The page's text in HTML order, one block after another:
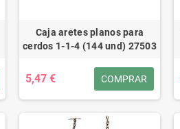
Caja aretes planos para
cerdos 1-1-4 (144 und) 27503
5,47 € COMPRAR